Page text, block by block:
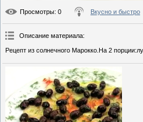
Просмотры: 0 Вкусно и быстро
Описание материала:
Рецепт из солнечного Марокко.На 2